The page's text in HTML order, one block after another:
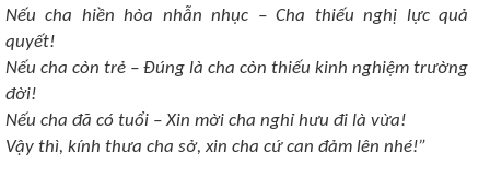
Nếu cha hiền hòa nhẫn nhục – Cha thiếu nghị lực quả
quyết!
Nếu cha còn trẻ – Đúng là cha còn thiếu kinh nghiệm trường
đời!
Nếu cha đã có tuổi – Xin mời cha nghỉ hưu đi là vừa!
Vậy thì, kính thưa cha sở, xin cha cứ can đảm lên nhé!”